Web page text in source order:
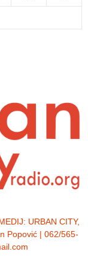
URBAN CITY,
Popović | 062/565-